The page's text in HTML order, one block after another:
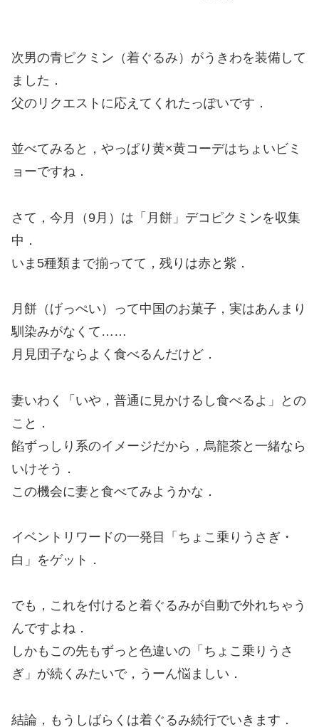
次男の青ピクミン（着ぐるみ）がうきわを装備して
ました．
父のリクエストに応えてくれたっぽいです．
並べてみると，やっぱり黄×黄コーデはちょいビミ
ョーですね．
さて，今月（9月）は「月餅」デコピクミンを収集
中．
いま5種類まで揃ってて，残りは赤と紫．
月餅（げっぺい）って中国のお菓子，実はあんまり
馴染みがなくて……
月見団子ならよく食べるんだけど．
妻いわく「いや，普通に見かけるし食べるよ」との
こと．
餡ずっしり系のイメージだから，烏龍茶と一緒なら
いけそう．
この機会に妻と食べてみようかな．
イベントリワードの一発目「ちょこ乗りうさぎ・
白」をゲット．
でも，これを付けると着ぐるみが自動で外れちゃう
んですよね．
しかもこの先もずっと色違いの「ちょこ乗りうさ
ぎ」が続くみたいで，うーん悩ましい．
結論，もうしばらくは着ぐるみ続行でいきます．